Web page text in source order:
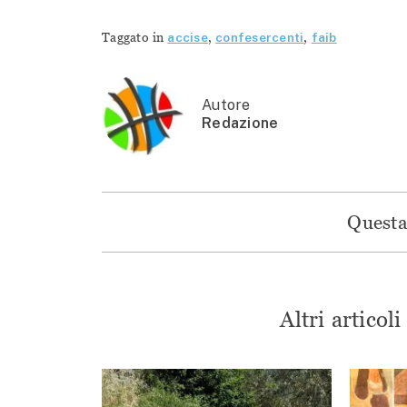
Taggato in accise, confesercenti, faib
Autore
Redazione
Altri articoli